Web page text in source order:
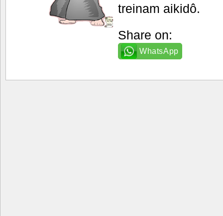
treinam aikidô.
Share on:
WhatsApp